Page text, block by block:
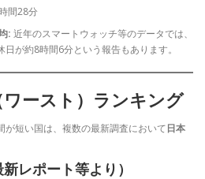
間28分
: 近年のスマートウォッチ等のデータでは、
が約8時間6分という報告もあります。
ースト）ランキング
短い国は、複数の最新調査において日本
レポート等より）